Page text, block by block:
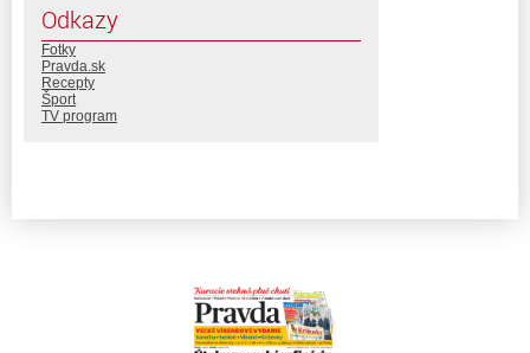
Odkazy
Fotky
Pravda.sk
Recepty
Šport
TV program